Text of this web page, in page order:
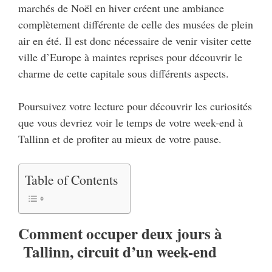
marchés de Noël en hiver créent une ambiance
complètement différente de celle des musées de plein
air en été. Il est donc nécessaire de venir visiter cette
ville d’Europe à maintes reprises pour découvrir le
charme de cette capitale sous différents aspects.
Poursuivez votre lecture pour découvrir les curiosités
que vous devriez voir le temps de votre week-end à
Tallinn et de profiter au mieux de votre pause.
Table of Contents
Comment occuper deux jours à
Tallinn, circuit d’un week-end